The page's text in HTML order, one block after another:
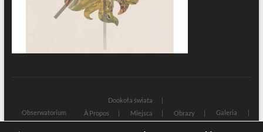
Dookoła świata
Obserwatorium
À Propos Miejsca Obrazy
Galeria